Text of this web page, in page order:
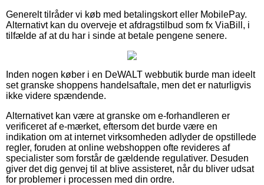
Generelt tilråder vi køb med betalingskort eller MobilePay.
Alternativt kan du overveje et afdragstilbud som fx ViaBill, i
tilfælde af at du har i sinde at betale pengene senere.
Inden nogen køber i en DeWALT webbutik burde man ideelt
set granske shoppens handelsaftale, men det er naturligvis
ikke videre spændende.
Alternativet kan være at granske om e-forhandleren er
verificeret af e-mærket, eftersom det burde være en
indikation om at internet virksomheden adlyder de opstillede
regler, foruden at online webshoppen ofte revideres af
specialister som forstår de gældende regulativer. Desuden
giver det dig genvej til at blive assisteret, når du bliver udsat
for problemer i processen med din ordre.